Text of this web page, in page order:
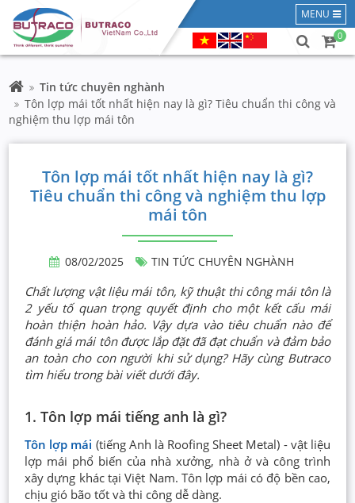
MENU
0
Tin tức chuyên nghành
Tôn lợp mái tốt nhất hiện nay là gì? Tiêu chuẩn thi công và
nghiệm thu lợp mái tôn
Tôn lợp mái tốt nhất hiện nay là gì?
Tiêu chuẩn thi công và nghiệm thu lợp
mái tôn
08/02/2025 TIN TỨC CHUYÊN NGHÀNH
Chất lượng vật liệu mái tôn, kỹ thuật thi công mái tôn là
2 yếu tố quan trọng quyết định cho một kết cấu mái
hoàn thiện hoàn hảo. Vậy dựa vào tiêu chuẩn nào để
đánh giá mái tôn được lắp đặt đã đạt chuẩn và đảm bảo
an toàn cho con người khi sử dụng? Hãy cùng Butraco
tìm hiểu trong bài viết dưới đây.
1. Tôn lợp mái tiếng anh là gì?
Tôn lợp mái (tiếng Anh là Roofing Sheet Metal) - vật liệu
lợp mái phổ biến của nhà xưởng, nhà ở và công trình
xây dựng khác tại Việt Nam. Tôn lợp mái có độ bền cao,
chịu gió bão tốt và thi công dễ dàng.